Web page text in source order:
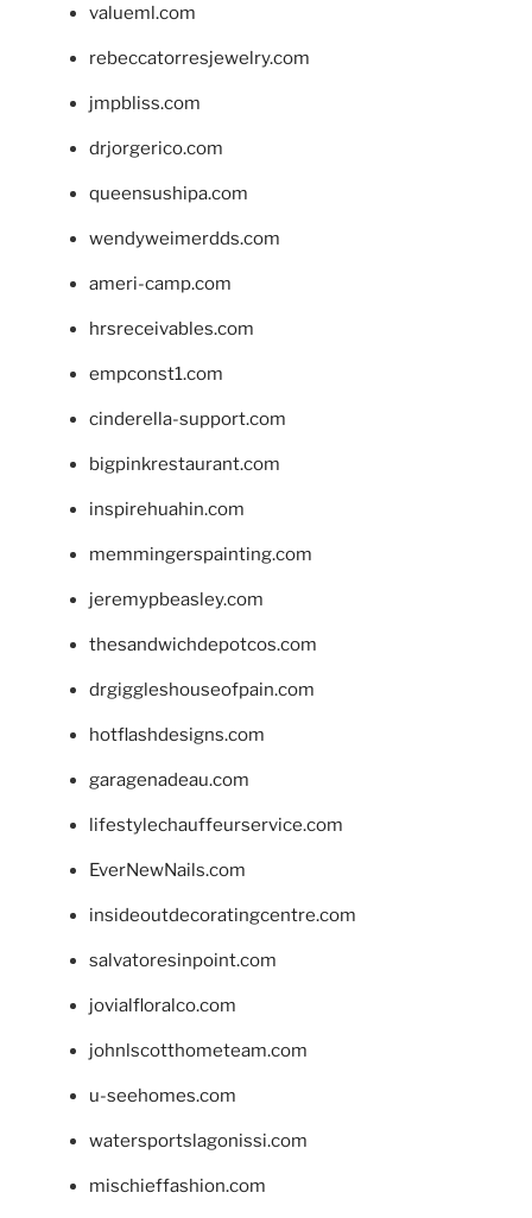
valueml.com
rebeccatorresjewelry.com
jmpbliss.com
drjorgerico.com
queensushipa.com
wendyweimerdds.com
ameri-camp.com
hrsreceivables.com
empconst1.com
cinderella-support.com
bigpinkrestaurant.com
inspirehuahin.com
memmingerspainting.com
jeremypbeasley.com
thesandwichdepotcos.com
drgiggleshouseofpain.com
hotflashdesigns.com
garagenadeau.com
lifestylechauffeurservice.com
EverNewNails.com
insideoutdecoratingcentre.com
salvatoresinpoint.com
jovialfloralco.com
johnlscotthometeam.com
u-seehomes.com
watersportslagonissi.com
mischieffashion.com